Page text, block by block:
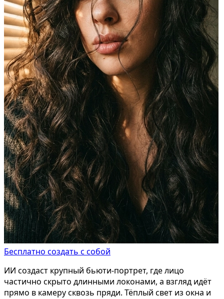
Бесплатно создать с собой
ИИ создаст крупный бьюти-портрет, где лицо
частично скрыто длинными локонами, а взгляд идёт
прямо в камеру сквозь пряди. Тёплый свет из окна и